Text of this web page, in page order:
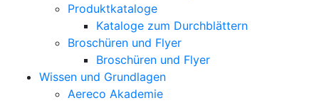
Produktkataloge
Kataloge zum Durchblättern
Broschüren und Flyer
Broschüren und Flyer
Wissen und Grundlagen
Aereco Akademie